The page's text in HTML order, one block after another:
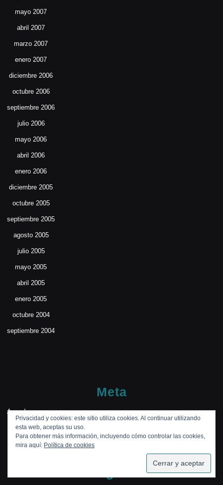
mayo 2007
abril 2007
marzo 2007
enero 2007
diciembre 2006
octubre 2006
septiembre 2006
julio 2006
mayo 2006
abril 2006
enero 2006
diciembre 2005
octubre 2005
septiembre 2005
agosto 2005
julio 2005
mayo 2005
abril 2005
enero 2005
octubre 2004
septiembre 2004
Meta
Acceder
SUSCRIBIRSE
Privacidad y cookies: este sitio utiliza cookies. Al continuar utilizando
esta web, aceptas su uso.
Para obtener más información, incluyendo cómo controlar las cookies,
mira aquí: Política de cookies